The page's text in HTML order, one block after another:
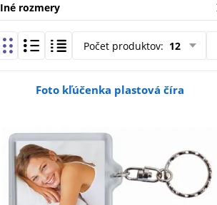
Iné rozmery
Počet produktov: 12
Foto kľúčenka plastová číra